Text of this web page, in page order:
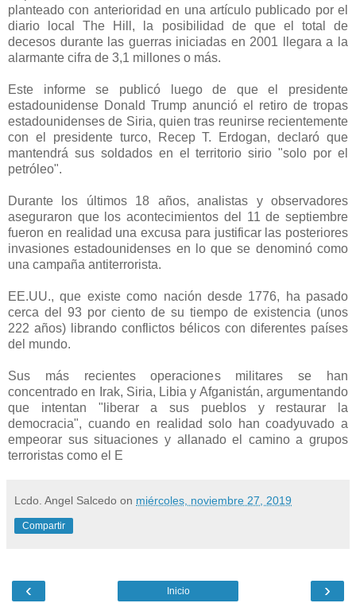
planteado con anterioridad en una artículo publicado por el
diario local The Hill, la posibilidad de que el total de
decesos durante las guerras iniciadas en 2001 llegara a la
alarmante cifra de 3,1 millones o más.
Este informe se publicó luego de que el presidente
estadounidense Donald Trump anunció el retiro de tropas
estadounidenses de Siria, quien tras reunirse recientemente
con el presidente turco, Recep T. Erdogan, declaró que
mantendrá sus soldados en el territorio sirio "solo por el
petróleo".
Durante los últimos 18 años, analistas y observadores
aseguraron que los acontecimientos del 11 de septiembre
fueron en realidad una excusa para justificar las posteriores
invasiones estadounidenses en lo que se denominó como
una campaña antiterrorista.
EE.UU., que existe como nación desde 1776, ha pasado
cerca del 93 por ciento de su tiempo de existencia (unos
222 años) librando conflictos bélicos con diferentes países
del mundo.
Sus más recientes operaciones militares se han
concentrado en Irak, Siria, Libia y Afganistán, argumentando
que intentan "liberar a sus pueblos y restaurar la
democracia", cuando en realidad solo han coadyuvado a
empeorar sus situaciones y allanado el camino a grupos
terroristas como el E
Lcdo. Angel Salcedo on miércoles, noviembre 27, 2019
Compartir
‹ ›
Inicio